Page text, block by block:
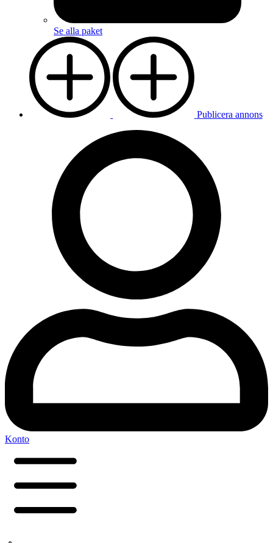
Se alla paket
Publicera annons
Konto